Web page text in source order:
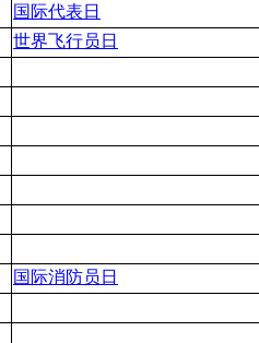
国际代表日
世界飞行员日
国际消防员日